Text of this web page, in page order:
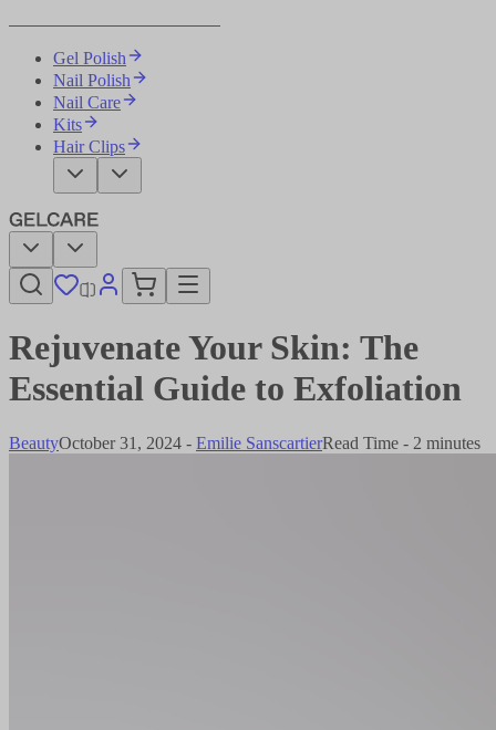
Gel Polish
Nail Polish
Nail Care
Kits
Hair Clips
Rejuvenate Your Skin: The
Essential Guide to Exfoliation​​​​‌ ‍ ​‍​‍‌‍ ‌ ​‍‌‍‍‌‌‍‌ ‌‍‍‌‌‍ ‍​‍​‍​ ‍‍​‍​‍‌ ​ ‌‍​‌‌‍ ‍‌‍‍‌‌ ‌​‌ ‍‌​‍ ‍‌‍‍‌‌‍ ​‍​‍​‍ ​​‍​‍‌‍‍​‌ ​‍‌‍‌‌‌‍‌‍​‍​‍​ ‍‍​‍​‍‌‍‍​‌ ‌​‌ ‌​‌ ​​‌ ​ ​ ‍‍​‍ ​‍ ‌‍‌ ‌‍‌‌‌‍ ​‌‍​ ‌‍​‌‌ ​‍‌‍‌‌​‍ ‍‌ ​ ‌‍​‌‌‍ ‍‌‍‍‌‌ ‌​‌ ‍‌​‍ ‍‌ ​ ‌ ‌​‌ ‌‌‌‍‌​‌‍‍‌‌‍ ​‍ ‌‍‍‌‌‍ ‍‌ ‌​‌‍‌‌‌‍ ‍‌ ‌​​‍ ‌‍‌‌‌‍‌​‌‍‍‌‌ ‌​​‍ ‌‍ ‌‌‍ ‌‍‌​‌‍‌‌​ ‌‌ ​​‌ ​‍‌‍‌‌‌ ​ ‌‍‌‌‌‍ ‍‌ ‌​‌‍​‌‌ ‌​‌‍‍‌‌‍ ‌‍ ‍​ ‍ ‌‍‍‌‌‍‌​​ ‌‌‍‌‌​ ​‍‌‍‌‌​ ‌‍‌‍‌‌​ ‌‍​ ‍​​ ‍‌​‍ ‌​ ‍​‌‍​ ​ ​ ‌‍‌​​‍ ‌​ ‌​‌‍‌‍​ ‌‌‌‍​ ​‍ ‌‌‍​‍​ ​​‌‍​ ​ ​‍​‍ ‌‌‍​ ​ ‌‍​ ‌‍​ ‌‌​ ‍​​ ​‍​ ‍‌‌‍​‌​ ​‌​ ‌‌‌‍​‌​ ‌ ​ ‍ ‌ ‌​‌ ‍‌‌ ​​‌‍‌‌​ ‌‌‍​‌‌ ​‍‌ ‌​‌‍‍‌‌‍​ ‌‍ ​‌‍‌‌​ ‍ ‌ ​​‌‍​‌‌ ‌​‌‍‍​​ ‌‌ ‌​‌‍‍‌‌ ‌​‌‍ ​‌‍‌‌​ ‌‍​‍‌‍​‌‌ ​ ‌‍‌‌‌‌‌‌‌ ​‍‌‍ ​​ ‌‌‍‍​‌ ‌​‌ ‌​‌ ​​‌ ​ ​‍‌‌​ ​ ‌​​‌​‍‌‌​ ​‍‌​‌‍​‍‌‌​ ​‍‌​‌‍‌‍‌ ‌‍‌‌‌‍ ​‌‍​ ‌‍​‌‌ ​‍‌‍‌‌​‍ ‍‌ ​ ‌‍​‌‌‍ ‍‌‍‍‌‌ ‌​‌ ‍‌​‍ ‍‌ ​ ‌ ‌​‌ ‌‌‌‍‌​‌‍‍‌‌‍ ​‍‌‍‌‍‍‌‌‍‌​​ ‌‌‍‌‌​ ​‍‌‍‌‌​ ‌‍‌‍‌‌​ ‌‍​ ‍​​ ‍‌​‍ ‌​ ‍​‌‍​ ​ ​ ‌‍‌​​‍ ‌​ ‌​‌‍‌‍​ ‌‌‌‍​ ​‍ ‌‌‍​‍​ ​​‌‍​ ​ ​‍​‍ ‌‌‍​ ​ ‌‍​ ‌‍​ ‌‌​ ‍​​ ​‍​ ‍‌‌‍​‌​ ​‌​ ‌‌‌‍​‌​ ‌ ​‍‌‍‌ ‌​‌ ‍‌‌ ​​‌‍‌‌​ ‌‌‍​‌‌ ​‍‌ ‌​‌‍‍‌‌‍​ ‌‍ ​‌‍‌‌​‍‌‍‌ ​​‌‍​‌‌ ‌​‌‍‍​​ ‌‌ ‌​‌‍‍‌‌ ‌​‌‍ ​‌‍‌‌​‍‌‍‌ ​​‌‍‌‌‌ ​‍‌ ​ ‌ ​​‌‍‌‌‌‍​ ‌ ‌​‌‍‍‌‌ ‌‍‌‍‌‌​ ‌‌ ​​‌ ‌‌‌‍​‍‌‍ ​‌‍‍‌‌ ​ ‌‍‍​‌‍‌‌‌‍‌​​‍​‍‌ ‌
BeautyOctober 31, 2024 - Emilie Sanscartier​​​​‌ ‍ ​‍​‍‌‍ ‌ ​‍‌‍‍‌‌‍‌ ‌‍‍‌‌‍ ‍​‍​‍​ ‍‍​‍​‍‌ ​ ‌‍​‌‌‍ ‍‌‍‍‌‌ ‌​‌ ‍‌​‍ ‍‌‍‍‌‌‍ ​‍​‍​‍ ​​‍​‍‌‍‍​‌ ​‍‌‍‌‌‌‍‌‍​‍​‍​ ‍‍​‍​‍‌‍‍​‌ ‌​‌ ‌​‌ ​​‌ ​ ​ ‍‍​‍ ​‍ ‌‍‌ ‌‍‌‌‌‍ ​‌‍​ ‌‍​‌‌ ​‍‌‍‌‌​‍ ‍‌ ​ ‌‍​‌‌‍ ‍‌‍‍‌‌ ‌​‌ ‍‌​‍ ‍‌ ​ ‌ ‌​‌ ‌‌‌‍‌​‌‍‍‌‌‍ ​‍ ‌‍‍‌‌‍ ‍‌ ‌​‌‍‌‌‌‍ ‍‌ ‌​​‍ ‌‍‌‌‌‍‌​‌‍‍‌‌ ‌​​‍ ‌‍ ‌‌‍ ‌‍‌​‌‍‌‌​ ‌‌ ​​‌ ​‍‌‍‌‌‌ ​ ‌‍‌‌‌‍ ‍‌ ‌​‌‍​‌‌ ‌​‌‍‍‌‌‍ ‌‍ ‍​ ‍ ‌‍‍‌‌‍‌​​ ‌​ ‌‌‌‍​‌‌‍‌‌​ ‌‍‌‍‌‌‌‍​‌​ ​​​ ‍​​‍ ‌‌‍​‍‌‍‌​‌‍‌‌​ ‍‌​‍ ‌​ ‌​​ ‌ ‌‍​‌​ ​ ​‍ ‌​ ‍‌​ ​​​ ‍‌​ ‍​​‍ ‌​ ​‌‌‍​‌‌‍‌​​ ‌ ‌‍‌‍​ ‍​‌‍‌‌​ ‌‌​ ​‍‌‍‌​‌‍‌‍​ ‌‌​ ‍ ‌ ‌​‌ ‍‌‌ ​​‌‍‌‌​ ‌‌‍​‌‌ ‌‌‌ ‌​‌‍‍​‌‍ ‌ ​‍​ ‍ ‌ ​​‌‍​‌‌ ‌​‌‍‍​​ ‌‌‍ ‍‌‍​‌‌‍ ‌‌‍‌‌​ ‌‍​‍‌‍​‌‌ ​ ‌‍‌‌‌‌‌‌‌ ​‍‌‍ ​​ ‌‌‍‍​‌ ‌​‌ ‌​‌ ​​‌ ​ ​‍‌‌​ ​ ‌​​‌​‍‌‌​ ​‍‌​‌‍​‍‌‌​ ​‍‌​‌‍‌‍‌ ‌‍‌‌‌‍ ​‌‍​ ‌‍​‌‌ ​‍‌‍‌‌​‍ ‍‌ ​ ‌‍​‌‌‍ ‍‌‍‍‌‌ ‌​‌ ‍‌​‍ ‍‌ ​ ‌ ‌​‌ ‌‌‌‍‌​‌‍‍‌‌‍ ​‍‌‍‌‍‍‌‌‍‌​​ ‌​ ‌‌‌‍​‌‌‍‌‌​ ‌‍‌‍‌‌‌‍​‌​ ​​​ ‍​​‍ ‌‌‍​‍‌‍‌​‌‍‌‌​ ‍‌​‍ ‌​ ‌​​ ‌ ‌‍​‌​ ​ ​‍ ‌​ ‍‌​ ​​​ ‍‌​ ‍​​‍ ‌​ ​‌‌‍​‌‌‍‌​​ ‌ ‌‍‌‍​ ‍​‌‍‌‌​ ‌‌​ ​‍‌‍‌​‌‍‌‍​ ‌‌​‍‌‍‌ ‌​‌ ‍‌‌ ​​‌‍‌‌​ ‌‌‍​‌‌ ‌‌‌ ‌​‌‍‍​‌‍ ‌ ​‍​‍‌‍‌ ​​‌‍​‌‌ ‌​‌‍‍​​ ‌‌‍ ‍‌‍​‌‌‍ ‌‌‍‌‌​‍‌‍‌ ​​‌‍‌‌‌ ​‍‌ ​ ‌ ​​‌‍‌‌‌‍​ ‌ ‌​‌‍‍‌‌ ‌‍‌‍‌‌​ ‌‌ ​​‌ ‌‌‌‍​‍‌‍ ​‌‍‍‌‌ ​ ‌‍‍​‌‍‌‌‌‍‌​​‍​‍‌ ‌Read Time - 2 minutes